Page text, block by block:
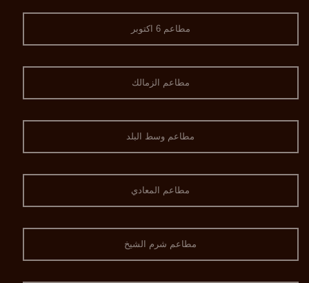
مطاعم 6 اكتوبر
مطاعم الزمالك
مطاعم وسط البلد
مطاعم المعادي
مطاعم شرم الشيخ